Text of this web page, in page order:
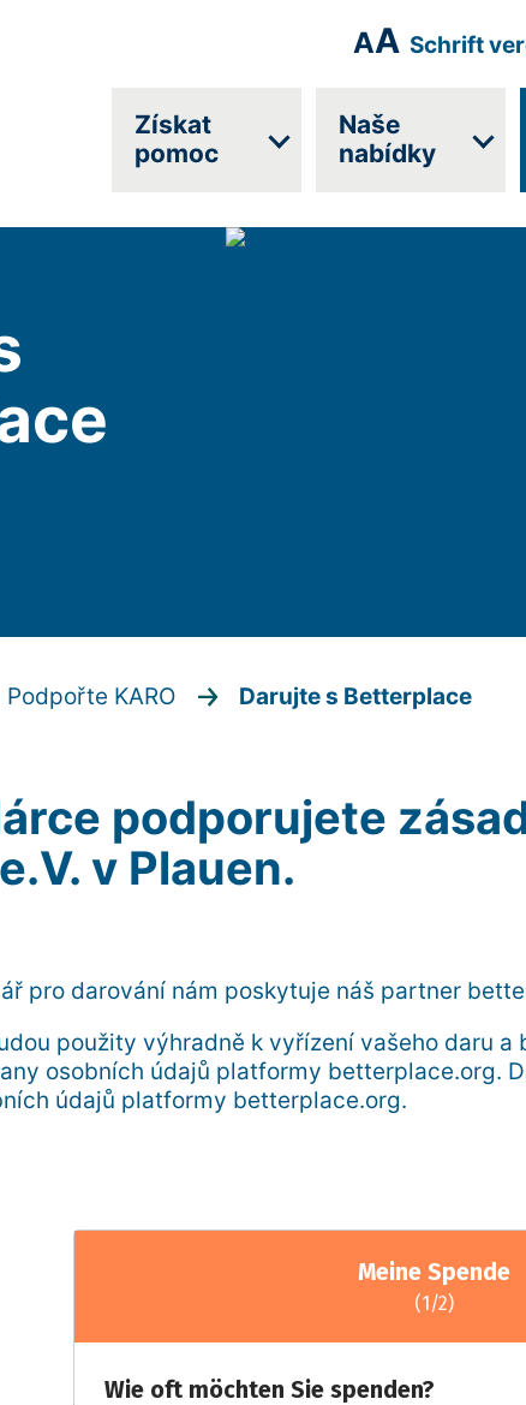
AASchrift
Získat
pomoc
Naše
nabídky
Podpořte KARO Darujte s Betterplace
podporujete
v Plauen.
pro darování nám poskytuje náš partner
použity výhradně k vyřízení vašeho daru
osobních údajů platformy betterplace.org.
údajů platformy betterplace.org.